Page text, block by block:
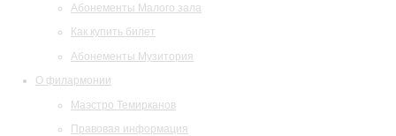
Абонементы Малого зала
Как купить билет
Абонементы Музитория
О филармонии
Маэстро Темирканов
Правовая информация